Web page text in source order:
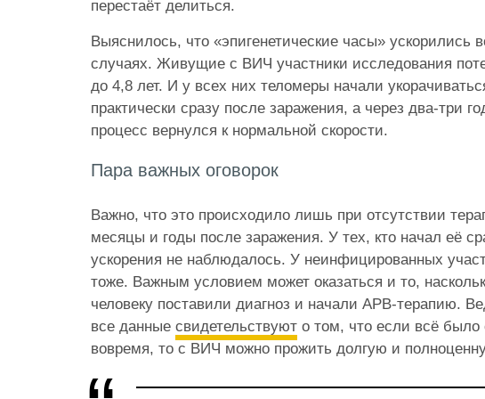
перестаёт делиться.
Выяснилось, что «эпигенетические часы» ускорились
случаях. Живущие с ВИЧ участники исследования
до 4,8 лет. И у всех них теломеры начали
практически сразу после заражения, а через два-три
процесс вернулся к нормальной скорости.
Пара важных оговорок
Важно, что это происходило лишь при отсутствии
месяцы и годы после заражения. У тех, кто начал её
ускорения не наблюдалось. У неинфицированных
тоже. Важным условием может оказаться и то,
человеку поставили диагноз и начали АРВ-терапию.
все данные свидетельствуют о том, что если всё было
вовремя, то с ВИЧ можно прожить долгую и